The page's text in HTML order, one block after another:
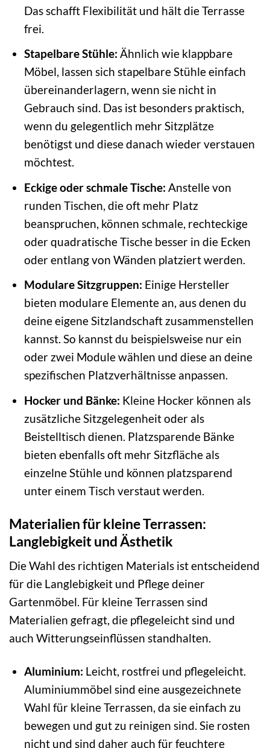
Das schafft Flexibilität und hält die Terrasse
frei.
Stapelbare Stühle: Ähnlich wie klappbare
Möbel, lassen sich stapelbare Stühle einfach
übereinanderlagern, wenn sie nicht in
Gebrauch sind. Das ist besonders praktisch,
wenn du gelegentlich mehr Sitzplätze
benötigst und diese danach wieder verstauen
möchtest.
Eckige oder schmale Tische: Anstelle von
runden Tischen, die oft mehr Platz
beanspruchen, können schmale, rechteckige
oder quadratische Tische besser in die Ecken
oder entlang von Wänden platziert werden.
Modulare Sitzgruppen: Einige Hersteller
bieten modulare Elemente an, aus denen du
deine eigene Sitzlandschaft zusammenstellen
kannst. So kannst du beispielsweise nur ein
oder zwei Module wählen und diese an deine
spezifischen Platzverhältnisse anpassen.
Hocker und Bänke: Kleine Hocker können als
zusätzliche Sitzgelegenheit oder als
Beistelltisch dienen. Platzsparende Bänke
bieten ebenfalls oft mehr Sitzfläche als
einzelne Stühle und können platzsparend
unter einem Tisch verstaut werden.
Materialien für kleine Terrassen:
Langlebigkeit und Ästhetik
Die Wahl des richtigen Materials ist entscheidend
für die Langlebigkeit und Pflege deiner
Gartenmöbel. Für kleine Terrassen sind
Materialien gefragt, die pflegeleicht sind und
auch Witterungseinflüssen standhalten.
Aluminium: Leicht, rostfrei und pflegeleicht.
Aluminiummöbel sind eine ausgezeichnete
Wahl für kleine Terrassen, da sie einfach zu
bewegen und gut zu reinigen sind. Sie rosten
nicht und sind daher auch für feuchtere